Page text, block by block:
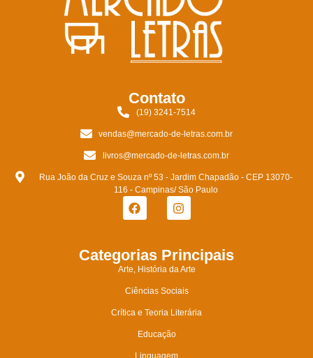
Contato
(19) 3241-7514
vendas@mercado-de-letras.com.br
livros@mercado-de-letras.com.br
Rua João da Cruz e Souza nº 53 - Jardim Chapadão - CEP 13070-
116 - Campinas/ São Paulo
Categorias Principais
Arte, História da Arte
Ciências Sociais
Crítica e Teoria Literária
Educação